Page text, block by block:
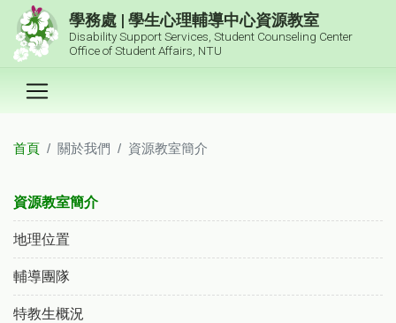
跳到主要內容區塊
學務處 | 學生心理輔導中心資源教室
Disability Support Services, Student Counseling Center
Office of Student Affairs, NTU
首頁 關於我們 資源教室簡介
資源教室簡介
地理位置
輔導團隊
特教生概況